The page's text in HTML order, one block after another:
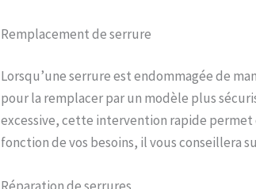
Remplacement de serrure
Lorsqu’une serrure est endommagée de
pour la remplacer par un modèle plus
excessive, cette intervention rapide
fonction de vos besoins, il vous conseillera